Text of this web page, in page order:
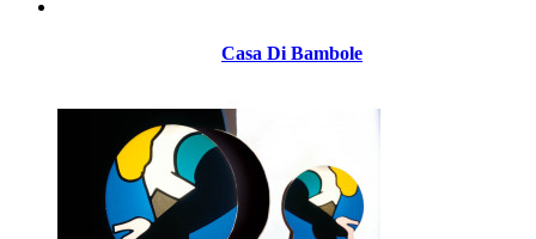
Casa Di Bambole